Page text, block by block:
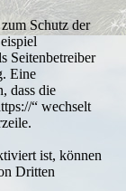
Schutz der
Seitenbetreiber
Eine
dass die
“ wechselt
ist, können
Dritten